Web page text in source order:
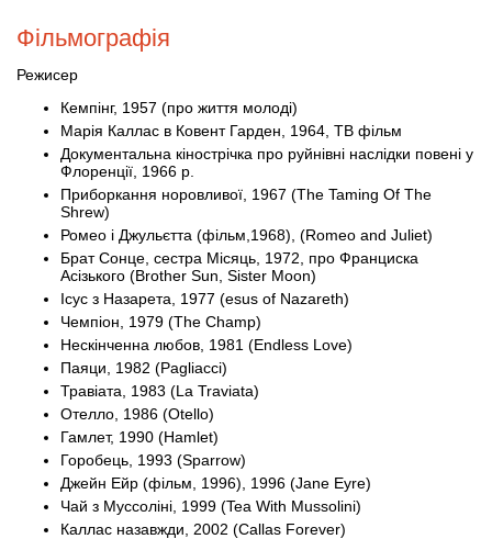
Фільмографія
Режисер
Кемпінг, 1957 (про життя молоді)
Марія Каллас в Ковент Гарден, 1964, ТВ фільм
Документальна кінострічка про руйнівні наслідки повені у
Флоренції, 1966 р.
Приборкання норовливої, 1967 (The Taming Of The
Shrew)
Ромео і Джульєтта (фільм,1968), (Romeo and Juliet)
Брат Сонце, сестра Місяць, 1972, про Франциска
Асізького (Brother Sun, Sister Moon)
Ісус з Назарета, 1977 (esus of Nazareth)
Чемпіон, 1979 (The Champ)
Нескінченна любов, 1981 (Endless Love)
Паяци, 1982 (Pagliacci)
Травіата, 1983 (La Traviata)
Отелло, 1986 (Otello)
Гамлет, 1990 (Hamlet)
Горобець, 1993 (Sparrow)
Джейн Ейр (фільм, 1996), 1996 (Jane Eyre)
Чай з Муссоліні, 1999 (Tea With Mussolini)
Каллас назавжди, 2002 (Callas Forever)